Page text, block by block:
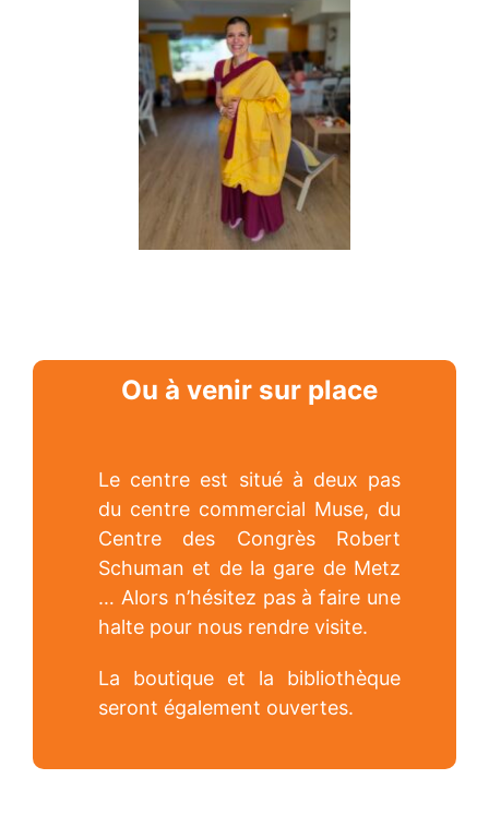
Ou à venir sur place
Le centre est situé à deux pas
du centre commercial Muse, du
Centre des Congrès Robert
Schuman et de la gare de Metz
… Alors n’hésitez pas à faire une
halte pour nous rendre visite.
La boutique et la bibliothèque
seront également ouvertes.